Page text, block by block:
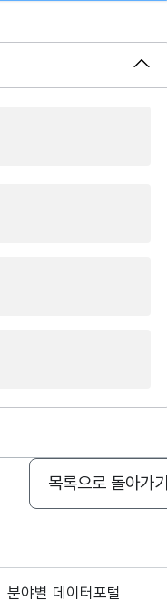
목록으로 돌아가기
분야별 데이터포털
기상자료개방포털